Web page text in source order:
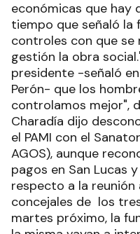
económicas que hay
tiempo que señaló
controles con que
gestión la obra
presidente -señaló
Perón- que los
controlamos mejor",
Charadía dijo
el PAMI con el
AGOS), aunque
pagos en San Lucas
respecto a la reunión
concejales de los
martes próximo, la